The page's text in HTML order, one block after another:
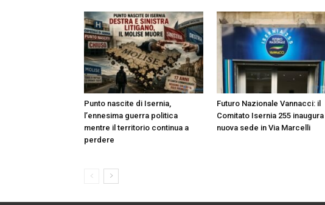
Punto nascite di Isernia,
l’ennesima guerra politica
mentre il territorio continua a
perdere
Futuro Nazionale Vannacci: il
Comitato Isernia 255 inaugura
nuova sede in Via Marcelli